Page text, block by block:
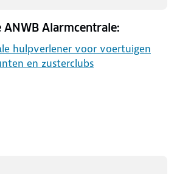
Alarmcentrale:
hulpverlener voor voertuigen
en zusterclubs